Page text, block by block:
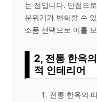
는 점입니다. 단점으
분위기가 변화할 수
소품 선택으로 이를
2, 전통 한옥
적 인테리어
전통 한옥의